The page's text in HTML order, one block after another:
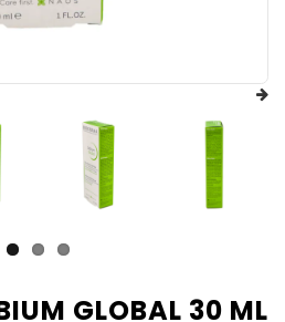
GLOBAL 30 ML